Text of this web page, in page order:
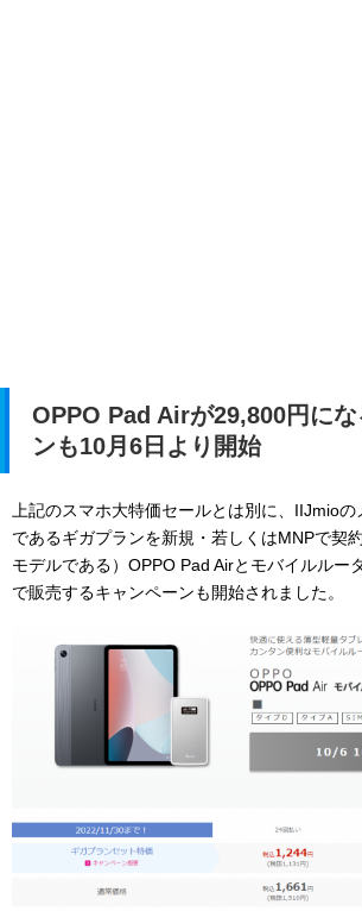
OPPO Pad Airが29,800円に
ンも10月6日より開始
上記のスマホ大特価セールとは別に、IIJmio
であるギガプランを新規・若しくはMNPで契
モデルである）OPPO Pad Airとモバイルルー
で販売するキャンペーンも開始されました。